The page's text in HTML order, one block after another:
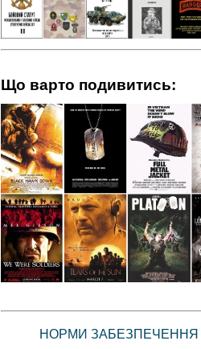
Що варто подивитись:
НОРМИ ЗАБЕЗПЕЧЕННЯ